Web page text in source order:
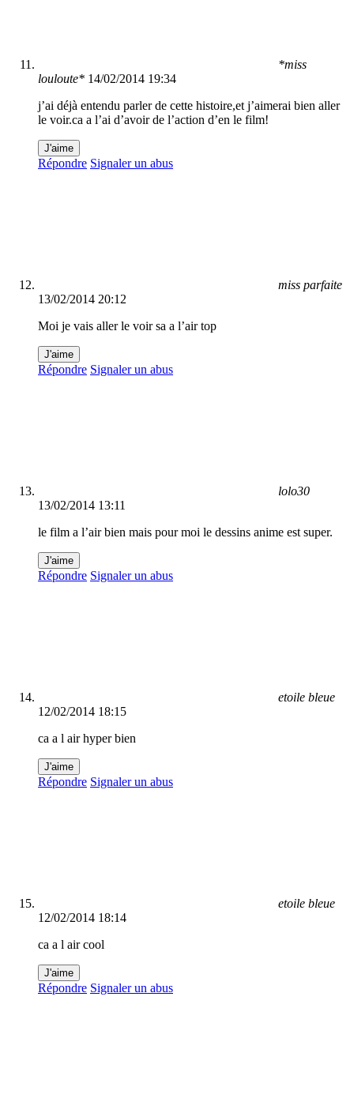
*miss
louloute* 14/02/2014 19:34
j’ai déjà entendu parler de cette histoire,et j’aimerai bien aller
le voir.ca a l’ai d’avoir de l’action d’en le film!
J'aime
Répondre Signaler un abus
miss parfaite
13/02/2014 20:12
Moi je vais aller le voir sa a l’air top
J'aime
Répondre Signaler un abus
lolo30
13/02/2014 13:11
le film a l’air bien mais pour moi le dessins anime est super.
J'aime
Répondre Signaler un abus
etoile bleue
12/02/2014 18:15
ca a l air hyper bien
J'aime
Répondre Signaler un abus
etoile bleue
12/02/2014 18:14
ca a l air cool
J'aime
Répondre Signaler un abus